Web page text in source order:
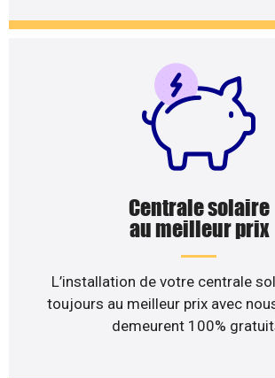
Centrale solaire
au meilleur prix
L’installation de votre centrale
toujours au meilleur prix avec
demeurent 100%